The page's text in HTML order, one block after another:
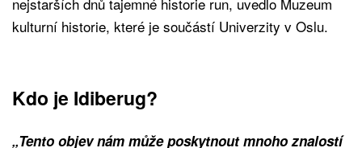
kulturní historie, které je součástí Univerzity v Oslu.
Kdo je Idiberug?
„Tento objev nám může poskytnout mnoho znalostí